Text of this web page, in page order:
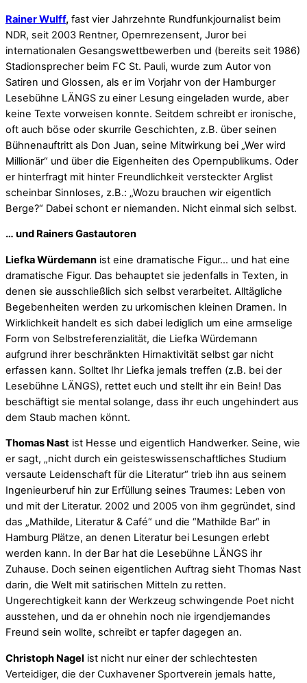
Rainer Wulff, fast vier Jahrzehnte Rundfunkjournalist beim
NDR, seit 2003 Rentner, Opernrezensent, Juror bei
internationalen Gesangswettbewerben und (bereits seit 1986)
Stadionsprecher beim FC St. Pauli, wurde zum Autor von
Satiren und Glossen, als er im Vorjahr von der Hamburger
Lesebühne LÄNGS zu einer Lesung eingeladen wurde, aber
keine Texte vorweisen konnte. Seitdem schreibt er ironische,
oft auch böse oder skurrile Geschichten, z.B. über seinen
Bühnenauftritt als Don Juan, seine Mitwirkung bei „Wer wird
Millionär“ und über die Eigenheiten des Opernpublikums. Oder
er hinterfragt mit hinter Freundlichkeit versteckter Arglist
scheinbar Sinnloses, z.B.: „Wozu brauchen wir eigentlich
Berge?“ Dabei schont er niemanden. Nicht einmal sich selbst.
… und Rainers Gastautoren
Liefka Würdemann ist eine dramatische Figur… und hat eine
dramatische Figur. Das behauptet sie jedenfalls in Texten, in
denen sie ausschließlich sich selbst verarbeitet. Alltägliche
Begebenheiten werden zu urkomischen kleinen Dramen. In
Wirklichkeit handelt es sich dabei lediglich um eine armselige
Form von Selbstreferenzialität, die Liefka Würdemann
aufgrund ihrer beschränkten Hirnaktivität selbst gar nicht
erfassen kann. Solltet Ihr Liefka jemals treffen (z.B. bei der
Lesebühne LÄNGS), rettet euch und stellt ihr ein Bein! Das
beschäftigt sie mental solange, dass ihr euch ungehindert aus
dem Staub machen könnt.
Thomas Nast ist Hesse und eigentlich Handwerker. Seine, wie
er sagt, „nicht durch ein geisteswissenschaftliches Studium
versaute Leidenschaft für die Literatur“ trieb ihn aus seinem
Ingenieurberuf hin zur Erfüllung seines Traumes: Leben von
und mit der Literatur. 2002 und 2005 von ihm gegründet, sind
das „Mathilde, Literatur & Café“ und die “Mathilde Bar“ in
Hamburg Plätze, an denen Literatur bei Lesungen erlebt
werden kann. In der Bar hat die Lesebühne LÄNGS ihr
Zuhause. Doch seinen eigentlichen Auftrag sieht Thomas Nast
darin, die Welt mit satirischen Mitteln zu retten.
Ungerechtigkeit kann der Werkzeug schwingende Poet nicht
ausstehen, und da er ohnehin noch nie irgendjemandes
Freund sein wollte, schreibt er tapfer dagegen an.
Christoph Nagel ist nicht nur einer der schlechtesten
Verteidiger, die der Cuxhavener Sportverein jemals hatte,